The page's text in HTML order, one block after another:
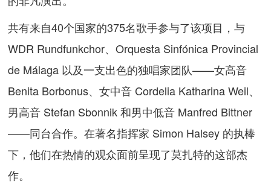
共有来自40个国家的375名歌手参与了该项目，与
WDR Rundfunkchor、Orquesta Sinfónica Provincial
de Málaga 以及一支出色的独唱家团队——女高音
Benita Borbonus、女中音 Cordelia Katharina Weil、
男高音 Stefan Sbonnik 和男中低音 Manfred Bittner
——同台合作。在著名指挥家 Simon Halsey 的执棒
下，他们在热情的观众面前呈现了莫扎特的这部杰
作。